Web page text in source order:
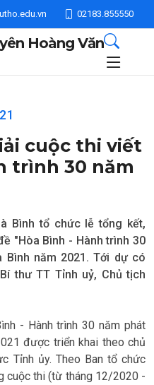
02183.855550
Hoàng Văn
cuộc thi viết
trình 30 năm
Bình tổ chức lễ tổng kết,
"Hòa Bình - Hành trình 30
Bình năm 2021. Tới dự có
thư TT Tỉnh uỷ, Chủ tịch
- Hành trình 30 năm phát
được triển khai theo chủ
Tỉnh ủy. Theo Ban tổ chức
cuộc thi (từ tháng 12/2020 -